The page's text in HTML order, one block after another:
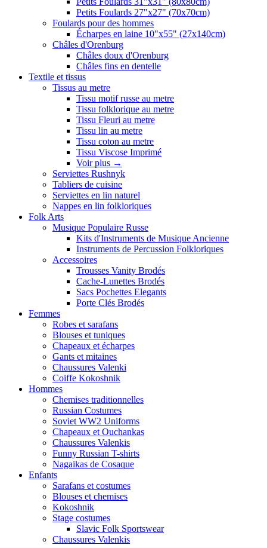
Petits Foulards 27"x27" (70x70cm)
Foulards pour des hommes
Écharpes en laine 10"x55" (27x140cm)
Châles d'Orenburg
Châles doux d'Orenburg
Châles fins en dentelle
Textile et tissus
Tissus au metre
Tissu motif russe au metre
Tissu folklorique au metre
Tissu Fleuri au metre
Tissu lin au metre
Tissu coton au metre
Tissu Viscose Imprimé
Voir plus →
Serviettes Rushnyk
Tabliers de cuisine
Serviettes en lin naturel
Nappes en lin folkloriques
Folk Arts
Musique Populaire Russe
Kits d'Instruments de Musique Ancienne
Instruments de Percussion Folkloriques
Accessoires
Trousses Vanity Brodés
Cache-Lunettes Brodés
Sacs Pochettes Elegants
Porte Clés Brodés
Femmes
Robes et sarafans
Blouses et tuniques
Chapeaux et écharpes
Gants et mitaines
Chaussures Valenki
Coiffe Kokoshnik
Hommes
Chemises traditionnelles
Russian Costumes
Soviet WW2 Uniforms
Chapeaux et Ouchankas
Chaussures Valenkis
Funny Russian T-shirts
Nagaikas de Cosaque
Enfants
Sarafans et costumes
Blouses et chemises
Kokoshnik
Stage costumes
Slavic Folk Sportswear
Chaussures Valenkis